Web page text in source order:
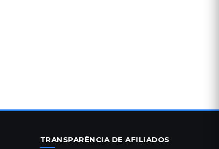
TRANSPARÊNCIA DE AFILIADOS